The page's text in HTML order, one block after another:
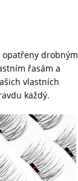
opatřeny drobným
řasám a
vlastních
každý.